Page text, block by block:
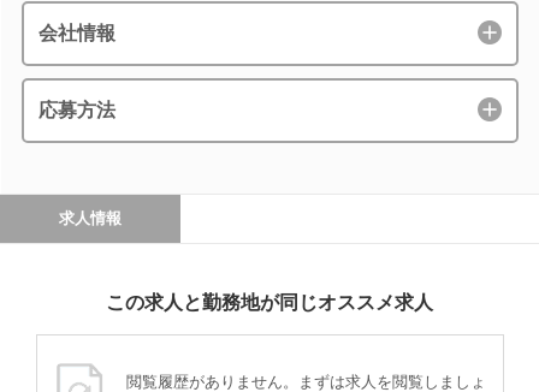
会社情報
応募方法
求人情報
この求人と勤務地が同じオススメ求人
閲覧履歴がありません。まずは求人を閲覧しましょ